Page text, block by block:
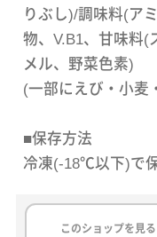
りぶし)/調味料(ア
物、V.B1、甘味料(
メル、野菜色素)
(一部にえび・小麦
■保存方法
冷凍(-18℃以下)で
このショップを見る